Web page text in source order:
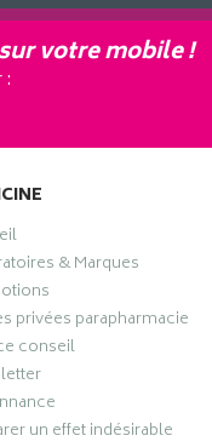
votre mobile !
:
& Marques
privées parapharmacie
conseil
un effet indésirable